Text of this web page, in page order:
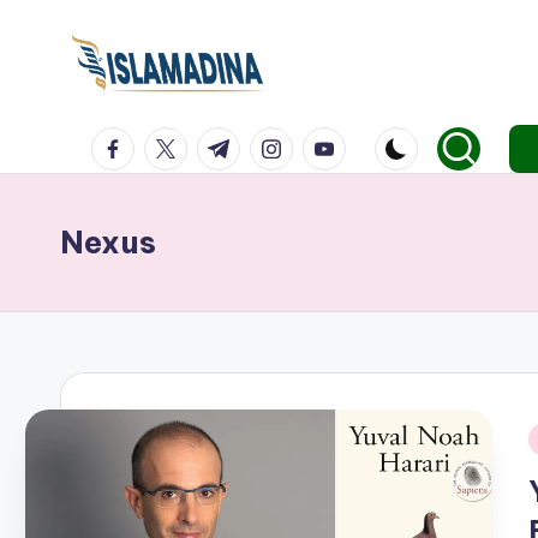
facebook.com
twitter.com
t.me instagram.com
youtube.com
Nexus